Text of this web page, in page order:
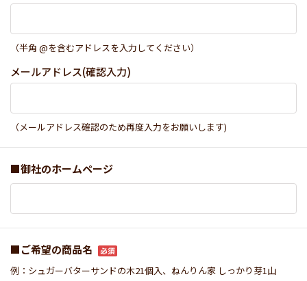
（半角 @を含むアドレスを入力してください）
メールアドレス(確認入力)
（メールアドレス確認のため再度入力をお願いします)
■御社のホームページ
■ご希望の商品名
例：シュガーバターサンドの木21個入、ねんりん家 しっかり芽1山